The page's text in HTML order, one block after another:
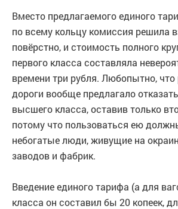
Вместо предлагаемого единого
по всему кольцу комиссия решила
повёрстно, и стоимость полного
первого класса составляла
времени три рубля. Любопытно, что
дороги вообще предлагало
высшего класса, оставив только
потому что пользоваться ею
небогатые люди, живущие на
заводов и фабрик.
Введение единого тарифа (а для
класса он составил бы 20 копеек,